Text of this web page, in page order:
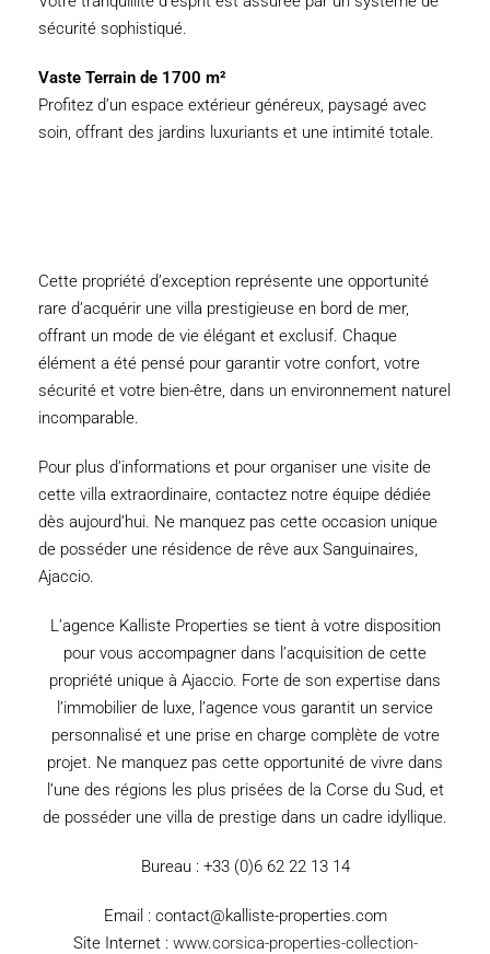
sécurité sophistiqué.
Vaste Terrain de 1700 m²
Profitez d’un espace extérieur généreux, paysagé avec
soin, offrant des jardins luxuriants et une intimité totale.
Cette propriété d’exception représente une opportunité
rare d’acquérir une villa prestigieuse en bord de mer,
offrant un mode de vie élégant et exclusif. Chaque
élément a été pensé pour garantir votre confort, votre
sécurité et votre bien-être, dans un environnement naturel
incomparable.
Pour plus d’informations et pour organiser une visite de
cette villa extraordinaire, contactez notre équipe dédiée
dès aujourd’hui. Ne manquez pas cette occasion unique
de posséder une résidence de rêve aux Sanguinaires,
Ajaccio.
L’agence Kalliste Properties se tient à votre disposition
pour vous accompagner dans l’acquisition de cette
propriété unique à Ajaccio. Forte de son expertise dans
l’immobilier de luxe, l’agence vous garantit un service
personnalisé et une prise en charge complète de votre
projet. Ne manquez pas cette opportunité de vivre dans
l’une des régions les plus prisées de la Corse du Sud, et
de posséder une villa de prestige dans un cadre idyllique.
Bureau : +33 (0)6 62 22 13 14
Email : contact@kalliste-properties.com
Site Internet : www.corsica-properties-collection-